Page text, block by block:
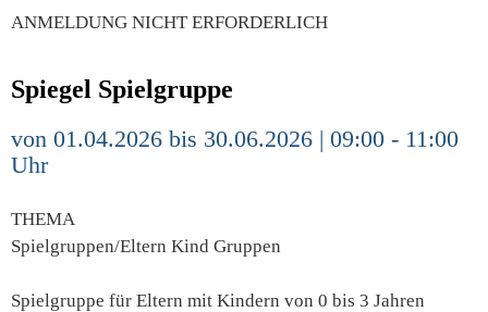
ANMELDUNG NICHT ERFORDERLICH
Spiegel Spielgruppe
von 01.04.2026 bis 30.06.2026 | 09:00 - 11:00
Uhr
THEMA
Spielgruppen/Eltern Kind Gruppen
Spielgruppe für Eltern mit Kindern von 0 bis 3 Jahren